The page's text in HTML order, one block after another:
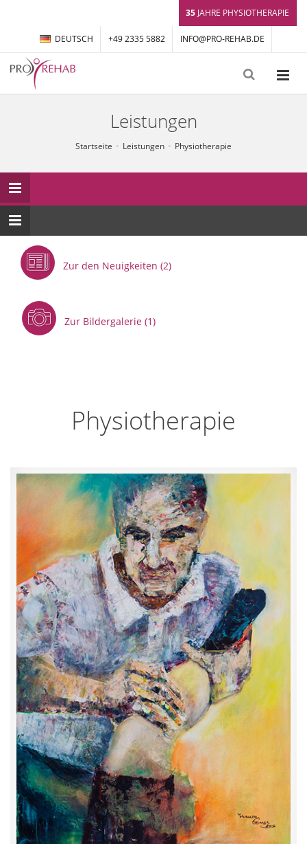
35 JAHRE PHYSIOTHERAPIE
DEUTSCH +49 2335 5882 INFO@PRO-REHAB.DE
Leistungen
Startseite Leistungen Physiotherapie
Zur den Neuigkeiten (2)
Zur Bildergalerie (1)
Physiotherapie